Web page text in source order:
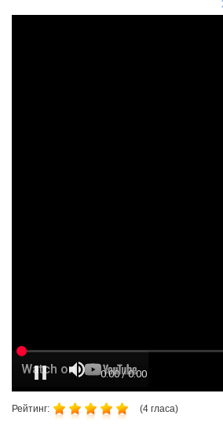
Рейтинг: (4 гласа)